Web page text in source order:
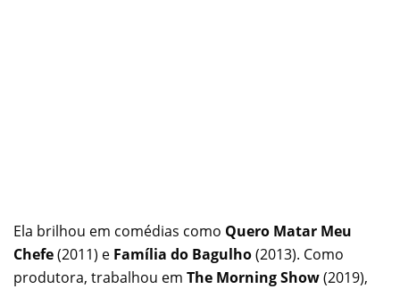
Ela brilhou em comédias como Quero Matar Meu
Chefe(2011) e Família do Bagulho(2013). Como
produtora, trabalhou em The Morning Show(2019),